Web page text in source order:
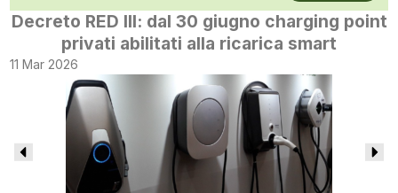
Decreto RED III: dal 30 giugno charging point
privati abilitati alla ricarica smart
11 Mar 2026